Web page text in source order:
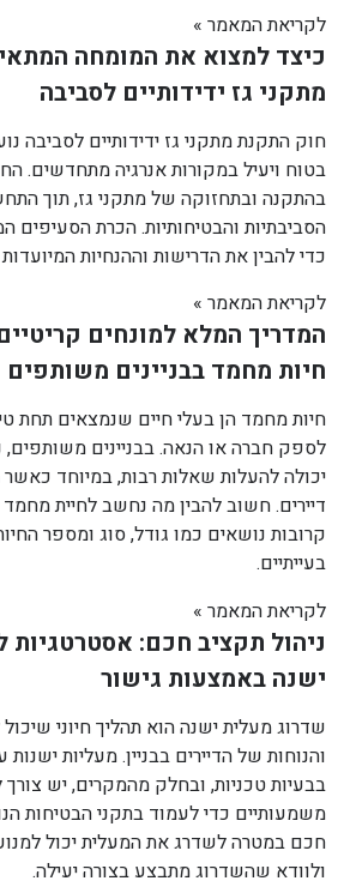
לקריאת המאמר »
כיצד למצוא את המומחה
מתקני גז ידידותיים לסביבה
חוק התקנת מתקני גז ידידותיים לסביבה
בטוח ויעיל במקורות אנרגיה מתחדשים.
בהתקנה ובתחזוקה של מתקני גז, תוך
הסביבתיות והבטיחותיות. הכרת הסעיפים
כדי להבין את הדרישות וההנחיות
לקריאת המאמר »
המדריך המלא למונחים
חיות מחמד בבניינים משותפים
חיות מחמד הן בעלי חיים שנמצאים תחת
לספק חברה או הנאה. בבניינים משותפים,
יכולה להעלות שאלות רבות, במיוחד כאשר
דיירים. חשוב להבין מה נחשב לחיית
קרובות נושאים כמו גודל, סוג ומספר
בעייתיים.
לקריאת המאמר »
ניהול תקציב חכם: אסטרטגיות
ישנה באמצעות גישור
שדרוג מעלית ישנה הוא תהליך חיוני
והנוחות של הדיירים בבניין. מעליות ישנות
בבעיות טכניות, ובחלק מהמקרים, יש צורך
משמעותיים כדי לעמוד בתקני הבטיחות
חכם במטרה לשדרג את המעלית יכול
ולוודא שהשדרוג מתבצע בצורה יעילה.